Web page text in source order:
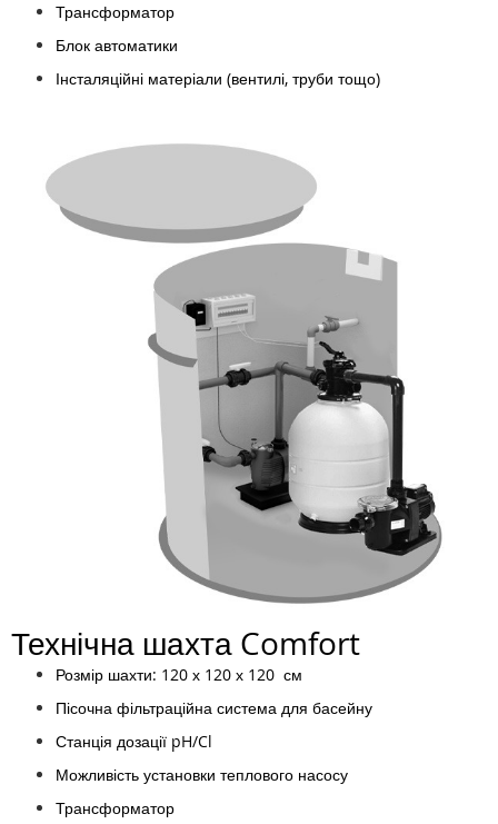
Трансформатор
Блок автоматики
Інсталяційні матеріали (вентилі, труби тощо)
Технічна шахта Comfort
Розмір шахти: 120 х 120 х 120 см
Пісочна фільтраційна система для басейну
Станція дозації pH/Cl
Можливість установки теплового насосу
Трансформатор